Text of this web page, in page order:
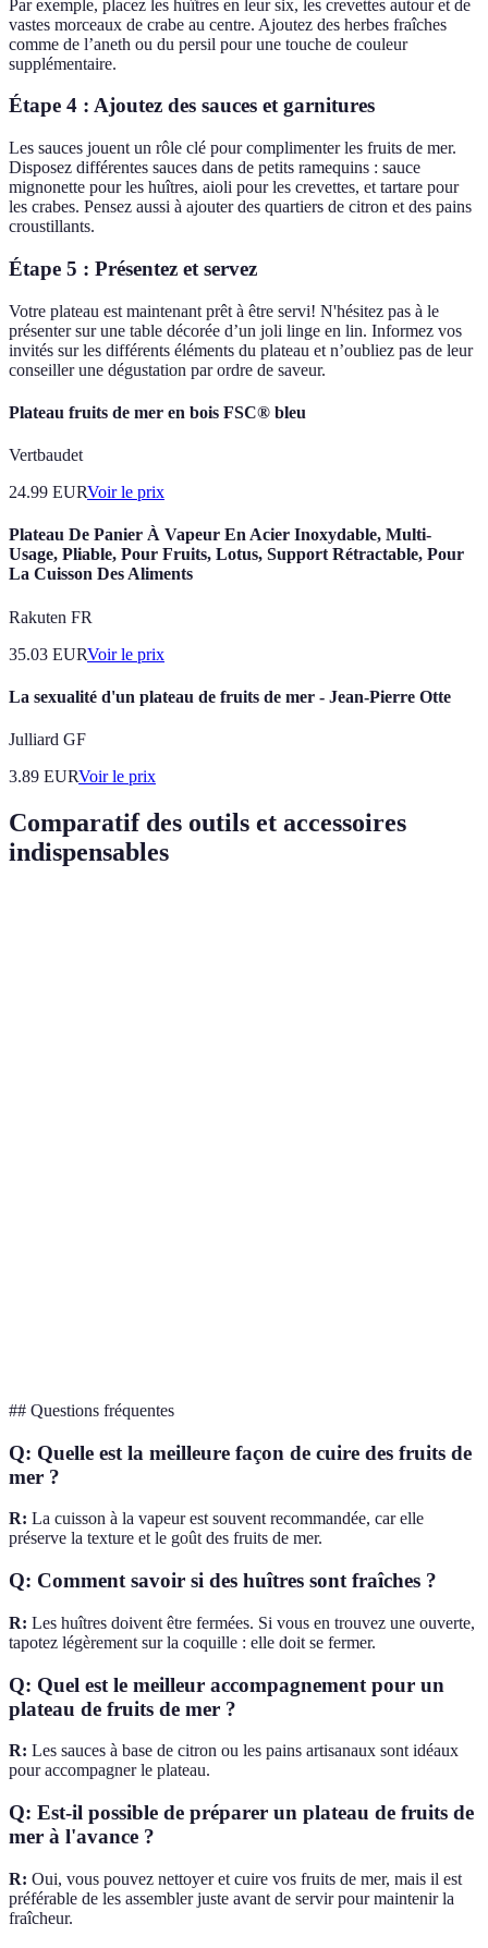
Par exemple, placez les huîtres en leur six, les crevettes autour et de
vastes morceaux de crabe au centre. Ajoutez des herbes fraîches
comme de l’aneth ou du persil pour une touche de couleur
supplémentaire.
Étape 4 : Ajoutez des sauces et garnitures
Les sauces jouent un rôle clé pour complimenter les fruits de mer.
Disposez différentes sauces dans de petits ramequins : sauce
mignonette pour les huîtres, aioli pour les crevettes, et tartare pour
les crabes. Pensez aussi à ajouter des quartiers de citron et des pains
croustillants.
Étape 5 : Présentez et servez
Votre plateau est maintenant prêt à être servi! N'hésitez pas à le
présenter sur une table décorée d’un joli linge en lin. Informez vos
invités sur les différents éléments du plateau et n’oubliez pas de leur
conseiller une dégustation par ordre de saveur.
Plateau fruits de mer en bois FSC® bleu
Vertbaudet
24.99 EURVoir le prix
Plateau De Panier À Vapeur En Acier Inoxydable, Multi-
Usage, Pliable, Pour Fruits, Lotus, Support Rétractable, Pour
La Cuisson Des Aliments
Rakuten FR
35.03 EURVoir le prix
La sexualité d'un plateau de fruits de mer - Jean-Pierre Otte
Julliard GF
3.89 EURVoir le prix
Comparatif des outils et accessoires
indispensables
## Questions fréquentes
Q: Quelle est la meilleure façon de cuire des fruits de
mer ?
R: La cuisson à la vapeur est souvent recommandée, car elle
préserve la texture et le goût des fruits de mer.
Q: Comment savoir si des huîtres sont fraîches ?
R: Les huîtres doivent être fermées. Si vous en trouvez une ouverte,
tapotez légèrement sur la coquille : elle doit se fermer.
Q: Quel est le meilleur accompagnement pour un
plateau de fruits de mer ?
R: Les sauces à base de citron ou les pains artisanaux sont idéaux
pour accompagner le plateau.
Q: Est-il possible de préparer un plateau de fruits de
mer à l'avance ?
R: Oui, vous pouvez nettoyer et cuire vos fruits de mer, mais il est
préférable de les assembler juste avant de servir pour maintenir la
fraîcheur.